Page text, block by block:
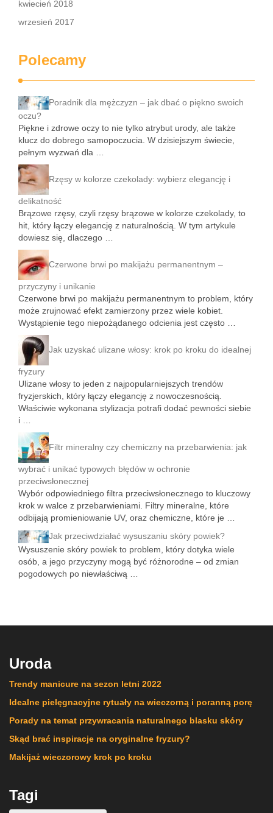
kwiecień 2018
wrzesień 2017
Polecamy
Poradnik dla mężczyzn – jak dbać o piękno swoich
oczu?
Piękne i zdrowe oczy to nie tylko atrybut urody, ale także
klucz do dobrego samopoczucia. W dzisiejszym świecie,
pełnym wyzwań dla …
Rzęsy w kolorze czekolady: wybierz elegancję i
delikatność
Brązowe rzęsy, czyli rzęsy brązowe w kolorze czekolady, to
hit, który łączy elegancję z naturalnością. W tym artykule
dowiesz się, dlaczego …
Czerwone brwi po makijażu permanentnym –
przyczyny i unikanie
Czerwone brwi po makijażu permanentnym to problem, który
może zrujnować efekt zamierzony przez wiele kobiet.
Wystąpienie tego niepożądanego odcienia jest często …
Jak uzyskać ulizane włosy: krok po kroku do idealnej
fryzury
Ulizane włosy to jeden z najpopularniejszych trendów
fryzjerskich, który łączy elegancję z nowoczesnością.
Właściwie wykonana stylizacja potrafi dodać pewności siebie
i …
Filtr mineralny czy chemiczny na przebarwienia: jak
wybrać i unikać typowych błędów w ochronie
przeciwsłonecznej
Wybór odpowiedniego filtra przeciwsłonecznego to kluczowy
krok w walce z przebarwieniami. Filtry mineralne, które
odbijają promieniowanie UV, oraz chemiczne, które je …
Jak przeciwdziałać wysuszaniu skóry powiek?
Wysuszenie skóry powiek to problem, który dotyka wiele
osób, a jego przyczyny mogą być różnorodne – od zmian
pogodowych po niewłaściwą …
Uroda
Trendy manicure na sezon letni 2022
Idealne pielęgnacyjne rytuały na wieczorną i poranną porę
Porady na temat przywracania naturalnego blasku skóry
Skąd brać inspiracje na oryginalne fryzury?
Makijaż wieczorowy krok po kroku
Tagi